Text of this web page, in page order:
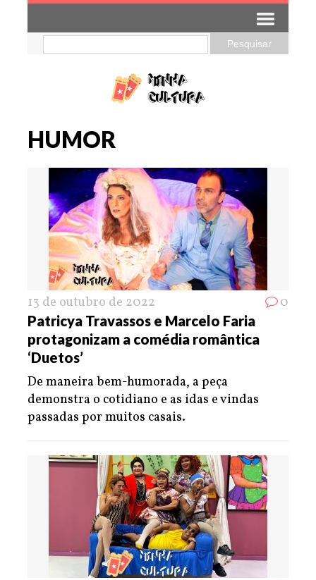
HUMOR
13 de outubro de 2022 0
Patricya Travassos e Marcelo Faria
protagonizam a comédia romântica
‘Duetos’
De maneira bem-humorada, a peça
demonstra o cotidiano e as idas e vindas
passadas por muitos casais.